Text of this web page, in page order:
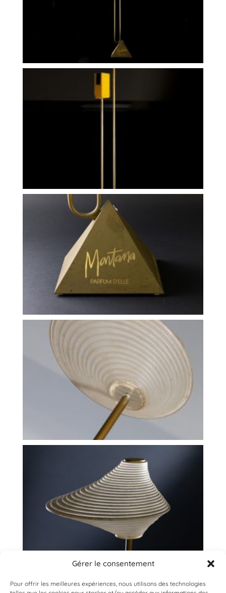
Gérer le consentement
Pour offrir les meilleures expériences, nous utilisons des technologies